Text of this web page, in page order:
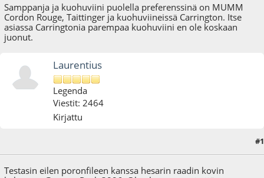
Samppanja ja kuohuviini puolella preferenssinä on MUMM
Cordon Rouge, Taittinger ja kuohuviineissä Carrington. Itse
asiassa Carringtonia parempaa kuohuviini en ole koskaan
juonut.
Laurentius
Legenda
Viestit: 2464
Kirjattu
#1
Testasin eilen poronfileen kanssa hesarin raadin kovin